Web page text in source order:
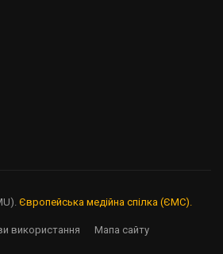
Європейська медійна спілка (ЄМС).
використання Мапа сайту